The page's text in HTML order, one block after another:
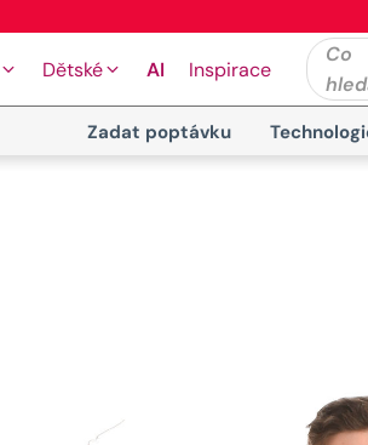
Dětské AI Inspirace
Co
Zadat poptávku